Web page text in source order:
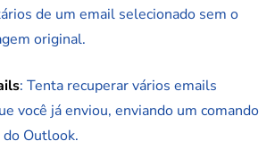
de um email selecionado sem o
original.
: Tenta recuperar vários emails
você já enviou, enviando um comando
do Outlook.